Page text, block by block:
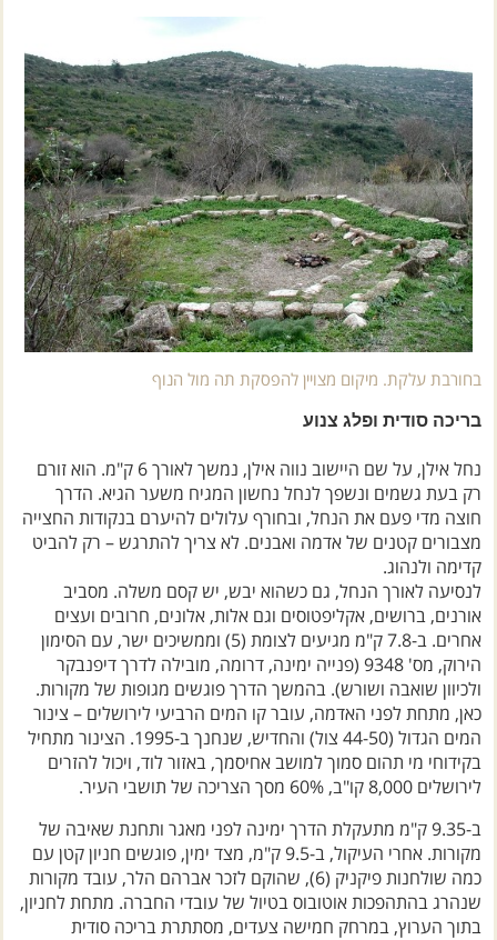
בחורבת עלקת. מיקום מצויין להפסקת תה מול הנוף
בריכה סודית ופלג צנוע
נחל אילן, על שם היישוב נווה אילן, נמשך לאורך 6 ק"מ. הוא זורם
רק בעת גשמים ונשפך לנחל נחשון המגיח משער הגיא. הדרך
חוצה מדי פעם את הנחל, ובחורף עלולים להיערם בנקודות החצייה
מצבורים קטנים של אדמה ואבנים. לא צריך להתרגש – רק להביט
קדימה ולנהוג.
לנסיעה לאורך הנחל, גם כשהוא יבש, יש קסם משלה. מסביב
אורנים, ברושים, אקליפטוסים וגם אלות, אלונים, חרובים ועצים
אחרים. ב-7.8 ק"מ מגיעים לצומת (5) וממשיכים ישר, עם הסימון
הירוק, מס' 9348 (פנייה ימינה, דרומה, מובילה לדרך דיפנבקר
ולכיוון שואבה ושורש). בהמשך הדרך פוגשים מגופות של מקורות.
כאן, מתחת לפני האדמה, עובר קו המים הרביעי לירושלים – צינור
המים הגדול (44-50 צול) והחדיש, שנחנך ב-1995. הצינור מתחיל
בקידוחי מי תהום סמוך למושב אחיסמך, באזור לוד, ויכול להזרים
לירושלים 8,000 קו"ב, 60% מסך הצריכה של תושבי העיר.
ב-9.35 ק"מ מתעקלת הדרך ימינה לפני מאגר ותחנת שאיבה של
מקורות. אחרי העיקול, ב-9.5 ק"מ, מצד ימין, פוגשים חניון קטן עם
כמה שולחנות פיקניק (6), שהוקם לזכר אברהם הלר, עובד מקורות
שנהרג בהתהפכות אוטובוס בטיול של עובדי החברה. מתחת לחניון,
בתוך הערוץ, במרחק חמישה צעדים, מסתתרת בריכה סודית